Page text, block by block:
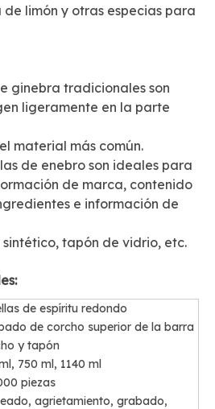
limón y otras especias para
ginebra tradicionales son
ligeramente en la parte
material más común.
de enebro son ideales para
de marca, contenido
e información de
tapón de vidrio, etc.
de espíritu redondo
de corcho superior de la barra
y tapón
750 ml, 1140 ml
piezas
agrietamiento, grabado,